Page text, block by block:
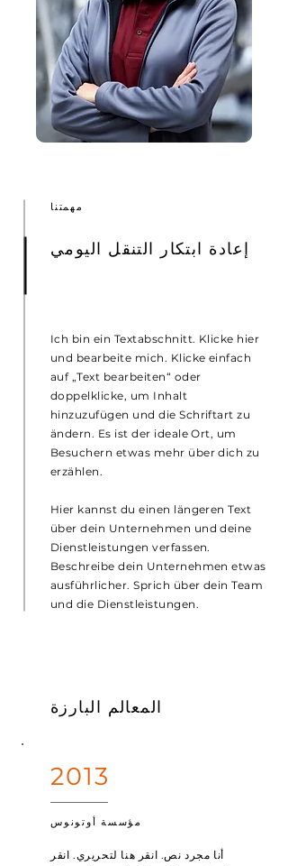
مهمتنا
إعادة ابتكار التنقل اليومي
Ich bin ein Textabschnitt. Klicke hier
und bearbeite mich. Klicke einfach
auf „Text bearbeiten“ oder
doppelklicke, um Inhalt
hinzuzufügen und die Schriftart zu
ändern. Es ist der ideale Ort, um
Besuchern etwas mehr über dich zu
erzählen.
Hier kannst du einen längeren Text
über dein Unternehmen und deine
Dienstleistungen verfassen.
Beschreibe dein Unternehmen etwas
ausführlicher. Sprich über dein Team
und die Dienstleistungen.
المعالم البارزة
2013
مؤسسة أوتونوس
أنا مجرد نص. انقر هنا لتحريري. انقر